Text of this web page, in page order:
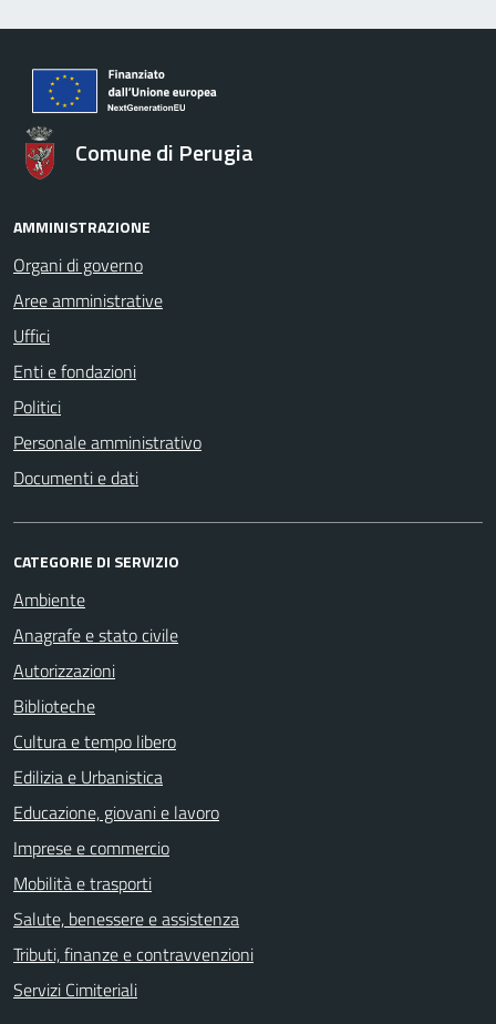
Comune di Perugia
AMMINISTRAZIONE
Organi di governo
Aree amministrative
Uffici
Enti e fondazioni
Politici
Personale amministrativo
Documenti e dati
CATEGORIE DI SERVIZIO
Ambiente
Anagrafe e stato civile
Autorizzazioni
Biblioteche
Cultura e tempo libero
Edilizia e Urbanistica
Educazione, giovani e lavoro
Imprese e commercio
Mobilità e trasporti
Salute, benessere e assistenza
Tributi, finanze e contravvenzioni
Servizi Cimiteriali